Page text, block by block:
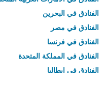
الفنادق في البحرين
الفنادق في مصر
الفنادق في فرنسا
الفنادق في المملكة المتحدة
الفنادق في إيطاليا